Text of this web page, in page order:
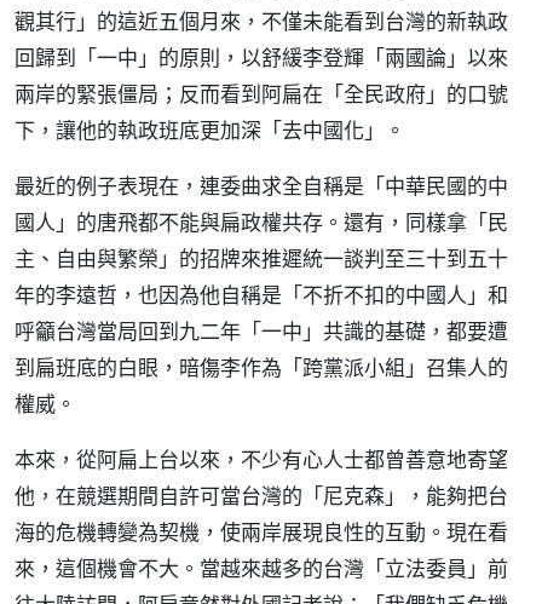
觀其行」的這近五個月來，不僅未能看到台灣的新執政
回歸到「一中」的原則，以舒緩李登輝「兩國論」以來
兩岸的緊張僵局；反而看到阿扁在「全民政府」的口號
下，讓他的執政班底更加深「去中國化」。
最近的例子表現在，連委曲求全自稱是「中華民國的中
國人」的唐飛都不能與扁政權共存。還有，同樣拿「民
主、自由與繁榮」的招牌來推遲統一談判至三十到五十
年的李遠哲，也因為他自稱是「不折不扣的中國人」和
呼籲台灣當局回到九二年「一中」共識的基礎，都要遭
到扁班底的白眼，暗傷李作為「跨黨派小組」召集人的
權威。
本來，從阿扁上台以來，不少有心人士都曾善意地寄望
他，在競選期間自許可當台灣的「尼克森」，能夠把台
海的危機轉變為契機，使兩岸展現良性的互動。現在看
來，這個機會不大。當越來越多的台灣「立法委員」前